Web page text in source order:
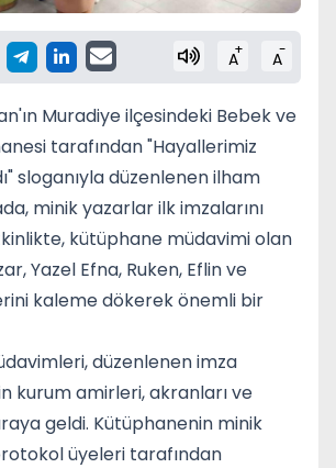
A+ A-
Muradiye ilçesindeki Bebek ve
tarafından "Hayallerimiz
sloganıyla düzenlenen ilham
minik yazarlar ilk imzalarını
kütüphane müdavimi olan
Yazel Efna, Ruken, Eflin ve
kaleme dökerek önemli bir
düzenlenen imza
kurum amirleri, akranları ve
geldi. Kütüphanenin minik
üyeleri tarafından